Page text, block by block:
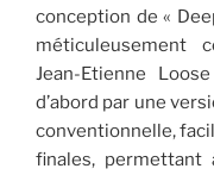
conception de «
méticuleusement
Jean-Etienne
d’abord par une
conventionnelle,
finales, permettant